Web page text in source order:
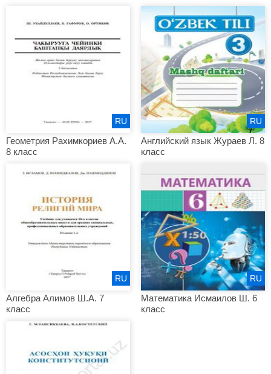
Геометрия Рахимкориев А.А.
8 класс
RU
Английский язык Жураев Л. 8
класс
RU
Алгебра Алимов Ш.А. 7
класс
RU
Математика Исмаилов Ш. 6
класс
RU